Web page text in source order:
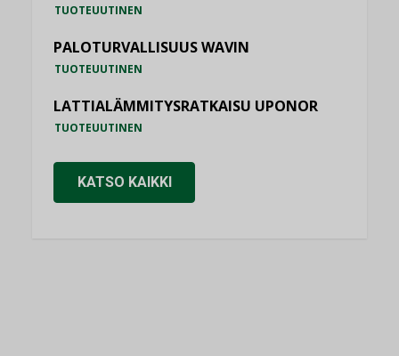
TUOTEUUTINEN
PALOTURVALLISUUS WAVIN
TUOTEUUTINEN
LATTIALÄMMITYSRATKAISU UPONOR
TUOTEUUTINEN
KATSO KAIKKI